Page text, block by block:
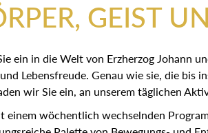
GEIST
Sie ein in die Welt von Erzherzog
und Lebensfreude. Genau wie sie,
blieben, laden wir Sie ein, an unserem